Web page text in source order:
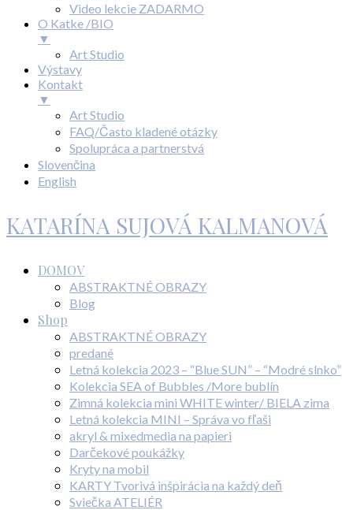
Video lekcie ZADARMO
O Katke /BIO
▼
Art Studio
Výstavy
Kontakt
▼
Art Studio
FAQ/Často kladené otázky
Spolupráca a partnerstvá
Slovenčina
English
KATARÍNA SUJOVÁ KALMANOVÁ
DOMOV
ABSTRAKTNÉ OBRAZY
Blog
Shop
ABSTRAKTNÉ OBRAZY
predané
Letná kolekcia 2023 – “Blue SUN” – “Modré slnko”
Kolekcia SEA of Bubbles /More bublín
Zimná kolekcia mini WHITE winter/ BIELA zima
Letná kolekcia MINI – Správa vo fľaši
akryl & mixedmedia na papieri
Darčekové poukážky
Kryty na mobil
KARTY Tvorivá inšpirácia na každý deň
Sviečka ATELIÉR